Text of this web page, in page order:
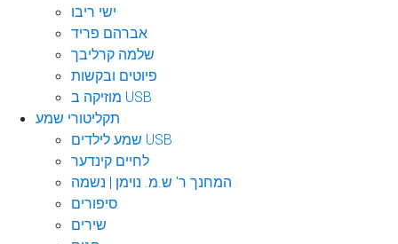
ישי ריבו
אברהם פריד
שלמה קרליבך
פיוטים ובקשות
מוזיקה ב USB
תקליטורי שמע
שמע לילדים USB
לחיים קינדער
המחנך ר' ש.מ. נוימן | נשמה
סיפורים
שירים